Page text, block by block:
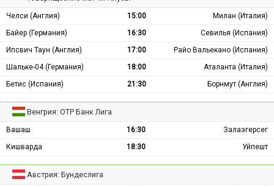
Челси (Англия) 15:00
Милан (Италия)
Байер (Германия)
16:30
Севилья (Испания)
Ипсвич Таун (Англия)
17:00
Райо Вальекано (Испания)
Шальке-04 (Германия)
18:00
Аталанта (Италия)
Бетис (Испания)
21:30 Борнмут (Англия)
Венгрия: ОТР Банк Лига
Вашаш 16:30
Залаэгерсег
Кишварда
18:30 Уйпешт
Австрия: Бундеслига